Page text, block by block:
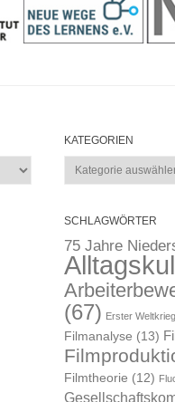
KATEGORIEN
Kategorien
SCHLAGWÖRTER
75 Jahre
(67) Erster Weltkrieg
Filmanalyse (13)
Filmtheorie (12)